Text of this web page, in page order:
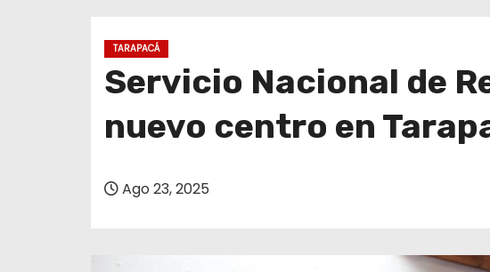
TARAPACÁ
Servicio Nacional de
nuevo centro en
Ago 23, 2025